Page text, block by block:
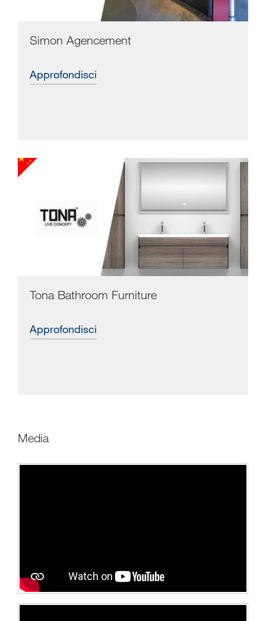
Simon Agencement
approfondisci
Tona Bathroom Furniture
approfondisci
media